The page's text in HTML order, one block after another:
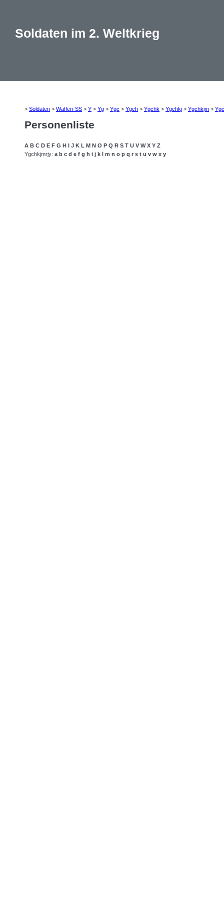
Soldaten im 2. Weltkrieg
> Soldaten > Waffen-SS > Y > Yg > Ygc > Ygch > Ygchk > Ygchkj > Ygchkjm >
Personenliste
A B C D E F G H I J K L M N O P Q R S T U V W X Y Z
Ygchkjmrjy: a b c d e f g h i j k l m n o p q r s t u v w x y